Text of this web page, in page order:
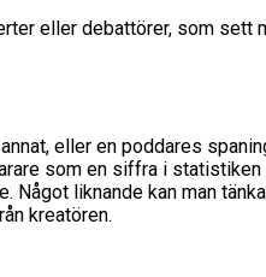
eller debattörer, som sett
eller en poddares
som en siffra i
Något liknande kan man
kreatören.